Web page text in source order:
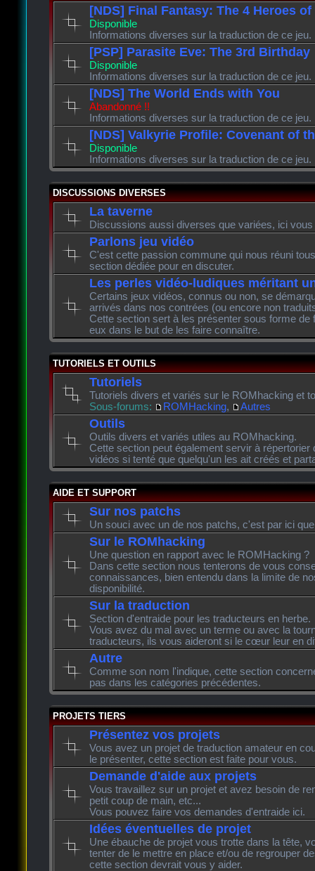
[NDS] Final Fantasy: The 4 Heroes
Disponible
Informations diverses sur la traduction de ce jeu.
[PSP] Parasite Eve: The 3rd Birthday
Disponible
Informations diverses sur la traduction de ce jeu.
[NDS] The World Ends with You
Abandonné !!
Informations diverses sur la traduction de ce jeu.
[NDS] Valkyrie Profile: Covenant of
Disponible
Informations diverses sur la traduction de ce jeu.
DISCUSSIONS DIVERSES
La taverne
Discussions aussi diverses que variées, ici
Parlons jeu vidéo
C'est cette passion commune qui nous réuni
section dédiée pour en discuter.
Les perles vidéo-ludiques méritant
Certains jeux vidéos, connus ou non, se
arrivés dans nos contrées (ou encore non
Cette section sert à les présenter sous forme de
eux dans le but de les faire connaître.
TUTORIELS ET OUTILS
Tutoriels
Tutoriels divers et variés sur le ROMhacking et
Sous-forums:
ROMHacking, Autres
Outils
Outils divers et variés utiles au ROMhacking.
Cette section peut également servir à
vidéos si tenté que quelqu'un les ait créés et
AIDE ET SUPPORT
Sur nos patchs
Un souci avec un de nos patchs, c'est par ici
Sur le ROMhacking
Une question en rapport avec le ROMHacking ?
Dans cette section nous tenterons de vous
connaissances, bien entendu dans la limite de
disponibilité.
Sur la traduction
Section d'entraide pour les traducteurs en herbe.
Vous avez du mal avec un terme ou avec la
traducteurs, ils vous aideront si le cœur leur en
Autre
Comme son nom l'indique, cette section
pas dans les catégories précédentes.
PROJETS TIERS
Présentez vos projets
Vous avez un projet de traduction amateur en
le présenter, cette section est faite pour vous.
Demande d'aide aux projets
Vous travaillez sur un projet et avez besoin de
petit coup de main, etc...
Vous pouvez faire vos demandes d'entraide ici.
Idées éventuelles de projet
Une ébauche de projet vous trotte dans la tête,
tenter de le mettre en place et/ou de regrouper
cette section devrait vous y aider.